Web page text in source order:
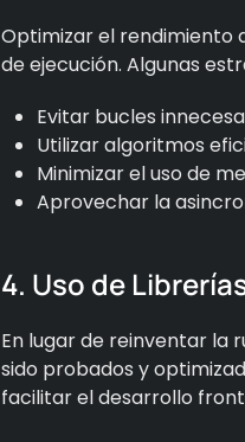
Optimizar el rendimiento
de ejecución. Algunas
Evitar bucles
Utilizar algoritmos
Minimizar el uso de
Aprovechar la
4. Uso de
En lugar de reinventar la
sido probados y
facilitar el desarrollo